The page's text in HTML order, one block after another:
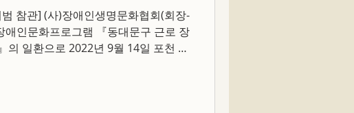
참관] (사)장애인생명문화협회(회장-
애인문화프로그램 『동대문구 근로 장
의 일환으로 2022년 9월 14일 포천 승